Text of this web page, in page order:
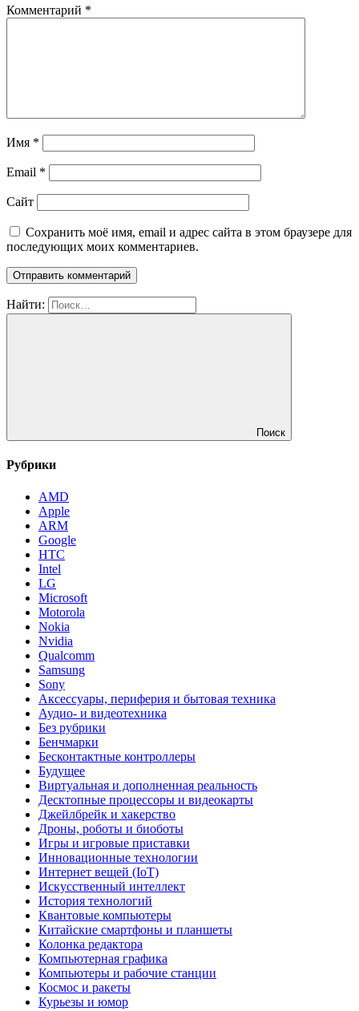
Комментарий *
Имя *
Email *
Сайт
Сохранить моё имя, email и адрес сайта в этом браузере для
последующих моих комментариев.
Найти:
Поиск
Рубрики
AMD
Apple
ARM
Google
HTC
Intel
LG
Microsoft
Motorola
Nokia
Nvidia
Qualcomm
Samsung
Sony
Аксессуары, периферия и бытовая техника
Аудио- и видеотехника
Без рубрики
Бенчмарки
Бесконтактные контроллеры
Будущее
Виртуальная и дополненная реальность
Десктопные процессоры и видеокарты
Джейлбрейк и хакерство
Дроны, роботы и биоботы
Игры и игровые приставки
Инновационные технологии
Интернет вещей (IoT)
Искусственный интеллект
История технологий
Квантовые компьютеры
Китайские смартфоны и планшеты
Колонка редактора
Компьютерная графика
Компьютеры и рабочие станции
Космос и ракеты
Курьезы и юмор